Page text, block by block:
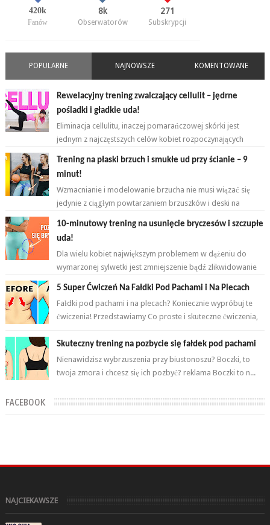
420k
Fanów
8k
Obserwatorów
271
Subskrypcji
POPULARNE NAJNOWSZE KOMENTOWANE
Rewelacyjny trening zwalczający cellulit – jędrne
pośladki i gładkie uda!
Eliminacja cellulitu, inaczej pomarańczowej skórki jest
jednym z najczęstszych celów kobiet rozpoczynających
Trening na płaski brzuch i smukłe ud przy ścianie – 9
minut!
Wzmacnianie i modelowanie brzucha nie musi wiązać się
jedynie z ciągłym powtarzaniem brzuszków i deski na
10-minutowy trening na usunięcie bryczesów i szczupłe
uda!
Dla wielu kobiet największym problemem w dążeniu do
wymarzonej sylwetki jest zmniejszenie bądź zlikwidowanie
tkanki tłuszczowej w okoli...
5 Super Ćwiczeń Na Fałdki Pod Pachami i Na Plecach
Fałdki pod pachami i na plecach? Koniecznie wypróbuj te
ćwiczenia! Przedstawiamy Co proste i skuteczne ćwiczenia,
Skuteczny trening na pozbycie się fałdek pod pachami
Nienawidzisz wybrzuszenia przy biustonoszu? Boczki, to
twoja zmora i chcesz się ich pozbyć? reklama Boczki to n...
FACEBOOK
NAJCIEKAWSZE